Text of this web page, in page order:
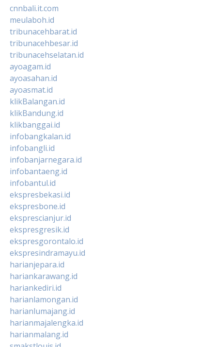
cnnbali.it.com
meulaboh.id
tribunacehbarat.id
tribunacehbesar.id
tribunacehselatan.id
ayoagam.id
ayoasahan.id
ayoasmat.id
klikBalangan.id
klikBandung.id
klikbanggai.id
infobangkalan.id
infobangli.id
infobanjarnegara.id
infobantaeng.id
infobantul.id
ekspresbekasi.id
ekspresbone.id
eksprescianjur.id
ekspresgresik.id
ekspresgorontalo.id
ekspresindramayu.id
harianjepara.id
hariankarawang.id
hariankediri.id
harianlamongan.id
harianlumajang.id
harianmajalengka.id
harianmalang.id